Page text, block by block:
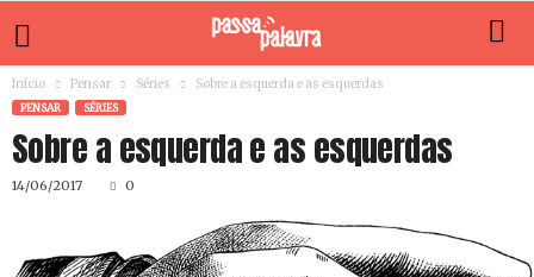
Início Pensar Séries Sobre a esquerda e as esquerdas
PENSAR SÉRIES
Sobre a esquerda e as esquerdas
14/06/2017 0